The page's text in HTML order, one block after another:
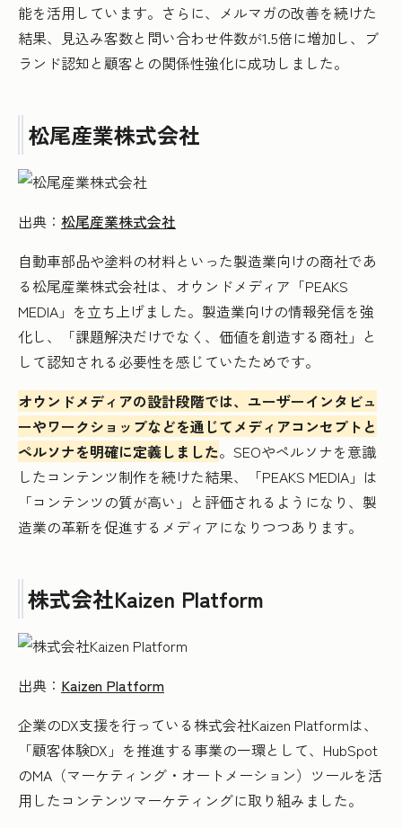
能を活用しています。さらに、メルマガの改善を続けた
結果、見込み客数と問い合わせ件数が1.5倍に増加し、ブ
ランド認知と顧客との関係性強化に成功しました。
松尾産業株式会社
出典： 松尾産業株式会社
自動車部品や塗料の材料といった製造業向けの商社であ
る松尾産業株式会社は、オウンドメディア「PEAKS
MEDIA」を立ち上げました。製造業向けの情報発信を強
化し、「課題解決だけでなく、価値を創造する商社」と
して認知される必要性を感じていたためです。
オウンドメディアの設計段階では、ユーザーインタビュ
ーやワークショップなどを通じてメディアコンセプトと
ペルソナを明確に定義しました。SEOやペルソナを意識
したコンテンツ制作を続けた結果、「PEAKS MEDIA」は
「コンテンツの質が高い」と評価されるようになり、製
造業の革新を促進するメディアになりつつあります。
株式会社Kaizen Platform
出典： Kaizen Platform
企業のDX支援を行っている株式会社Kaizen Platformは、
「顧客体験DX」を推進する事業の一環として、HubSpot
のMA（マーケティング・オートメーション）ツールを活
用したコンテンツマーケティングに取り組みました。